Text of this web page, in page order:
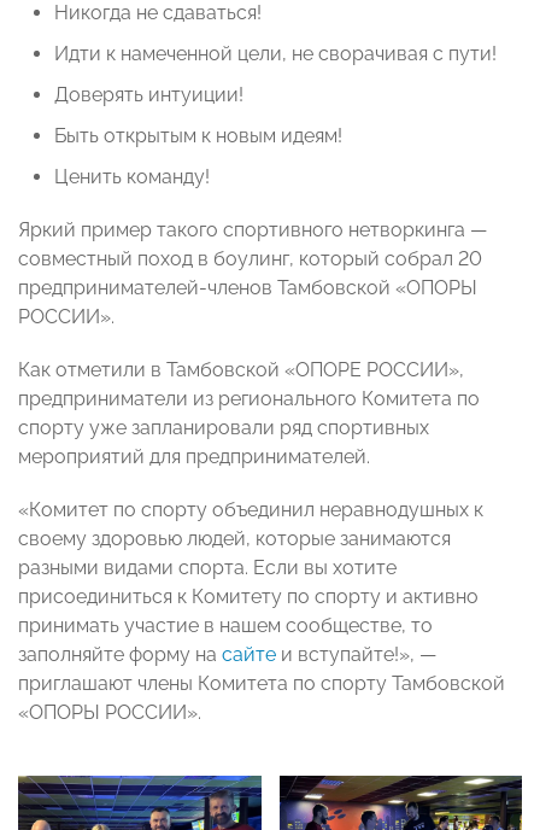
Никогда не сдаваться!
Идти к намеченной цели, не сворачивая с пути!
Доверять интуиции!
Быть открытым к новым идеям!
Ценить команду!
Яркий пример такого спортивного нетворкинга —
совместный поход в боулинг, который собрал 20
предпринимателей-членов Тамбовской «ОПОРЫ
РОССИИ».
Как отметили в Тамбовской «ОПОРЕ РОССИИ»,
предприниматели из регионального Комитета по
спорту уже запланировали ряд спортивных
мероприятий для предпринимателей.
«Комитет по спорту объединил неравнодушных к
своему здоровью людей, которые занимаются
разными видами спорта. Если вы хотите
присоединиться к Комитету по спорту и активно
принимать участие в нашем сообществе, то
заполняйте форму на сайте и вступайте!», —
приглашают члены Комитета по спорту Тамбовской
«ОПОРЫ РОССИИ».